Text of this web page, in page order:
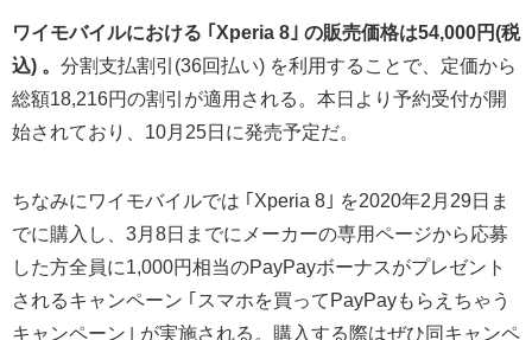
ワイモバイルにおける ｢Xperia 8｣ の販売価格は54,000円(税
込) 。 分割支払割引(36回払い) を利用することで、定価から
総額18,216円の割引が適用される。本日より予約受付が開
始されており、10月25日に発売予定だ。
ちなみにワイモバイルでは ｢Xperia 8｣ を2020年2月29日ま
でに購入し、3月8日までにメーカーの専用ページから応募
した方全員に1,000円相当のPayPayボーナスがプレゼント
されるキャンペーン ｢スマホを買ってPayPayもらえちゃう
キャンペーン｣ が実施される。購入する際はぜひ同キャンペ